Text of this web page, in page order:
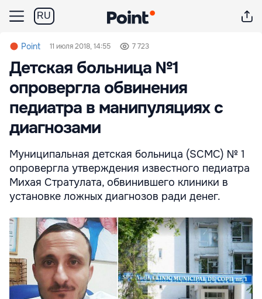
RU
Point 11 июля 2018, 14:55 7 723
Детская больница №1
опровергла обвинения
педиатра в манипуляциях с
диагнозами
Муниципальная детская больница (SCMC) № 1
опровергла утверждения известного педиатра
Михая Стратулата, обвинившего клиники в
установке ложных диагнозов ради денег.